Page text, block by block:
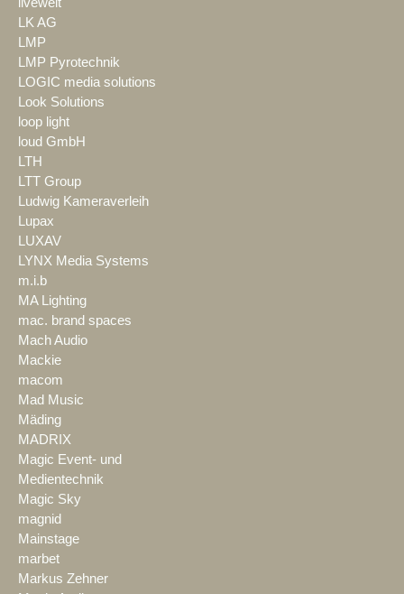
livewelt
LK AG
LMP
LMP Pyrotechnik
LOGIC media solutions
Look Solutions
loop light
loud GmbH
LTH
LTT Group
Ludwig Kameraverleih
Lupax
LUXAV
LYNX Media Systems
m.i.b
MA Lighting
mac. brand spaces
Mach Audio
Mackie
macom
Mad Music
Mäding
MADRIX
Magic Event- und
Medientechnik
Magic Sky
magnid
Mainstage
marbet
Markus Zehner